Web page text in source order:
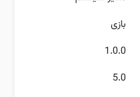
بازی
1.0.0
5.0